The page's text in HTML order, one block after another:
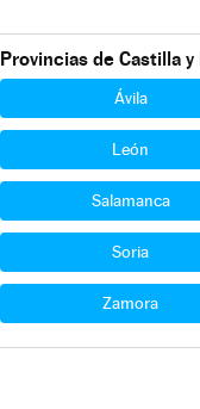
Provincias de Castilla y
Ávila
León
Salamanca
Soria
Zamora